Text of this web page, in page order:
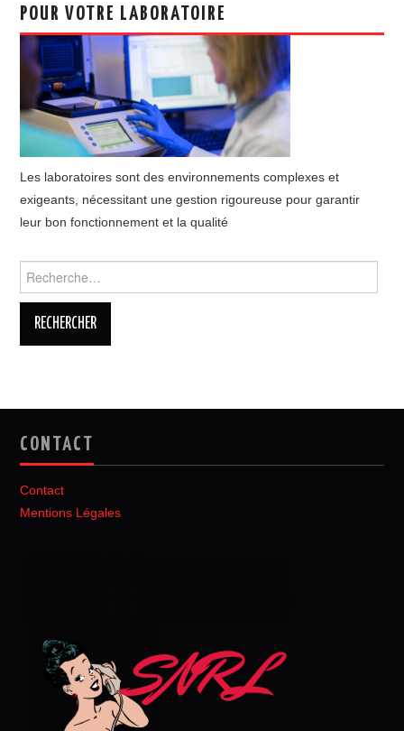
POUR VOTRE LABORATOIRE
Les laboratoires sont des environnements complexes et
exigeants, nécessitant une gestion rigoureuse pour garantir
leur bon fonctionnement et la qualité
CONTACT
Contact
Mentions Légales